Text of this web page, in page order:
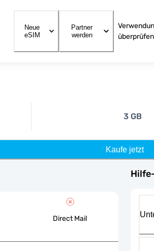
Neue
eSIM
Partner
werden
überprüfen
3 GB
Kaufe jetzt
Direct Mail